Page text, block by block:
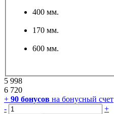
400 мм.
170 мм.
600 мм.
5 998
6 720
+ 90 бонусов на бонусный счет
-
+